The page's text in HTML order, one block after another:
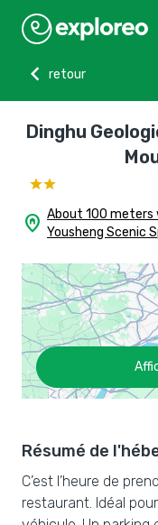
chevron_left
retour
Dinghu
home_pin About 100 meters
Yousheng Scenic
Résumé de
C’est l’heure de
restaurant. Idéal